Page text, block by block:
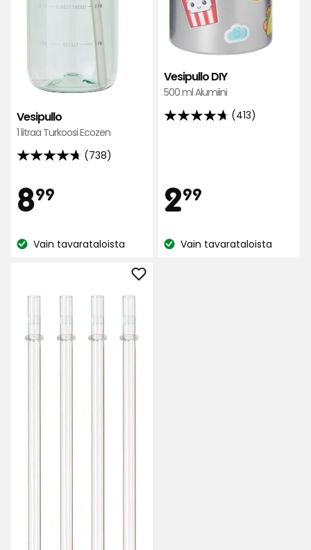
Vesipullo
1 litraa Turkoosi Ecozen
(738)
4.7
5:stä,
738
perusteella
Hinta
899
€
KatsoVain tavarataloista
Vesipullo DIY
500 ml Alumiini
(413)
4.7
arvostelun
perusteella
299
€
KatsoVain tavarataloista
Lisää